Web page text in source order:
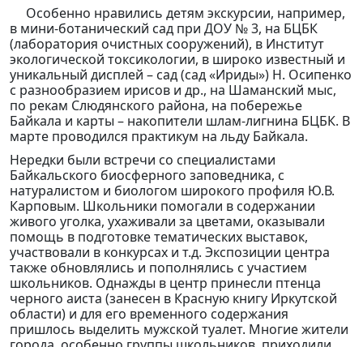
Особенно нравились детям экскурсии, например,
в мини-ботанический сад при ДОУ № 3, на БЦБК
(лаборатория очистных сооружений), в Институт
экологической токсикологии, в широко известный и
уникальный дисплей – сад (сад «Ириды») Н. Осипенко
с разнообразием ирисов и др., на Шаманский мыс,
по рекам Слюдянского района, на побережье
Байкала и карты – накопители шлам-лигнина БЦБК. В
марте проводился практикум на льду Байкала.
Нередки были встречи со специалистами
Байкальского биосферного заповедника, с
натуралистом и биологом широкого профиля Ю.В.
Карповым. Школьники помогали в содержании
живого уголка, ухаживали за цветами, оказывали
помощь в подготовке тематических выставок,
участвовали в конкурсах и т.д. Экспозиции центра
также обновлялись и пополнялись с участием
школьников. Однажды в центр принесли птенца
черного аиста (занесен в Красную книгу Иркутской
области) и для его временного содержания
пришлось выделить мужской туалет. Многие жители